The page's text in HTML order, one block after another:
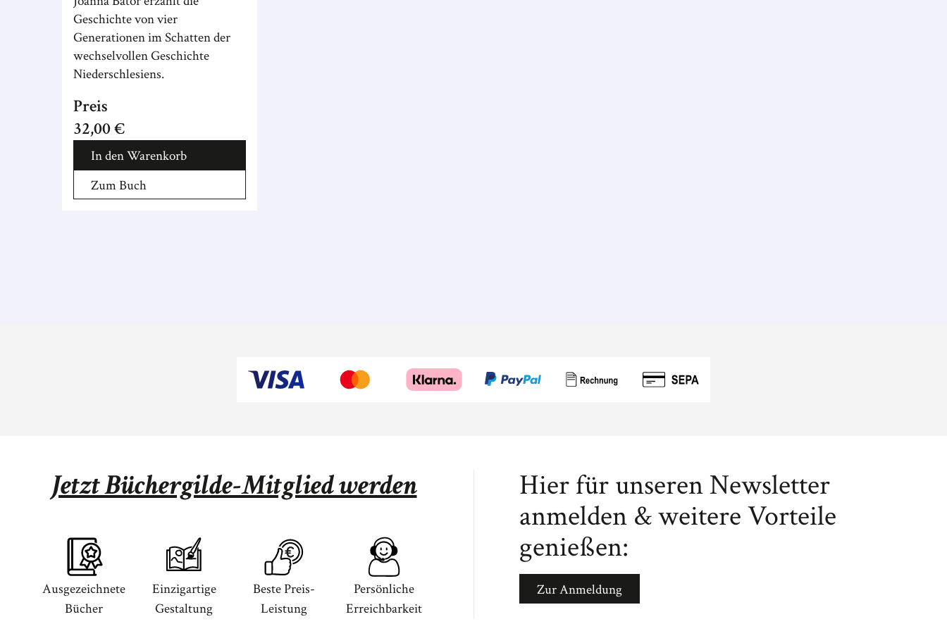
Geschichte von vier
Generationen im Schatten der
wechselvollen Geschichte
Niederschlesiens.
Preis
32,00 €
In den Warenkorb
Zum Buch
Jetzt Büchergilde-Mitglied werden
Ausgezeichnete
Bücher
Einzigartige
Gestaltung
Beste Preis-
Leistung
Persönliche
Erreichbarkeit
Hier für unseren Newsletter
anmelden & weitere Vorteile
genießen:
Zur Anmeldung